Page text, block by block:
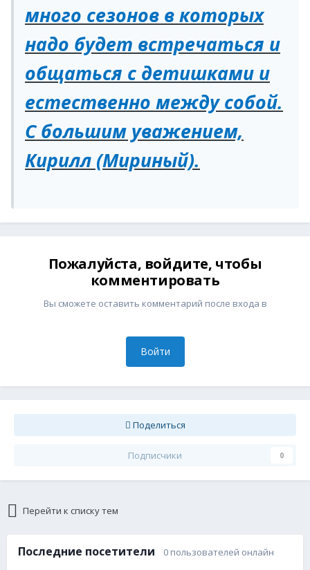
много сезонов в которых
надо будет встречаться и
общаться с детишками и
естественно между собой.
С большим уважением,
Кирилл (Мириный).
Пожалуйста, войдите, чтобы
комментировать
Вы сможете оставить комментарий после входа в
Войти
Поделиться
Подписчики 0
Перейти к списку тем
Последние посетители 0 пользователей онлайн